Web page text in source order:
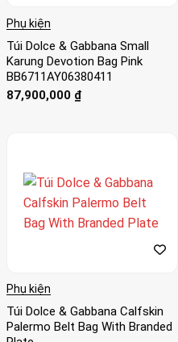
Phụ kiện
Túi Dolce & Gabbana Small
Karung Devotion Bag Pink
BB6711AY06380411
87,900,000 ₫
Phụ kiện
Túi Dolce & Gabbana Calfskin
Palermo Belt Bag With Branded